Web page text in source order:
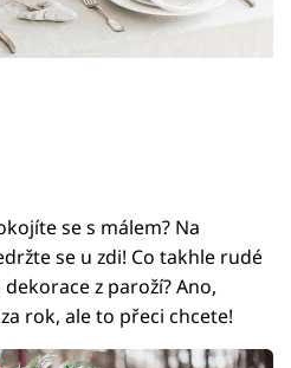
se s málem? Na
se u zdi! Co takhle rudé
z paroží? Ano,
rok, ale to přeci chcete!